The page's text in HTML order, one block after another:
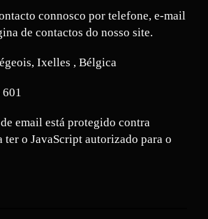
connosco por telefone, e-mail
de contactos do nosso site.
Ixelles , Bélgica
email está protegido contra
ter o JavaScript autorizado para o